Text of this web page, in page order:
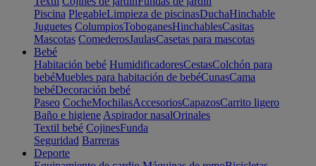
Piscina PlegableLimpieza de piscinasDuchaHinchable
Juguetes ColumpiosToboganesHinchablesCasitas
Mascotas ComederosJaulasCasetas para mascotas
Bebé
Habitación bebé HumidificadoresCestasColchón para
bebéMuebles para habitación de bebéCunasCama
bebéDecoración bebé
Paseo CocheMochilasAccesoriosCapazosCarrito ligero
Baño e higiene Aspirador nasalOrinales
Textil bebé CojinesFunda
Seguridad Barreras
Deporte